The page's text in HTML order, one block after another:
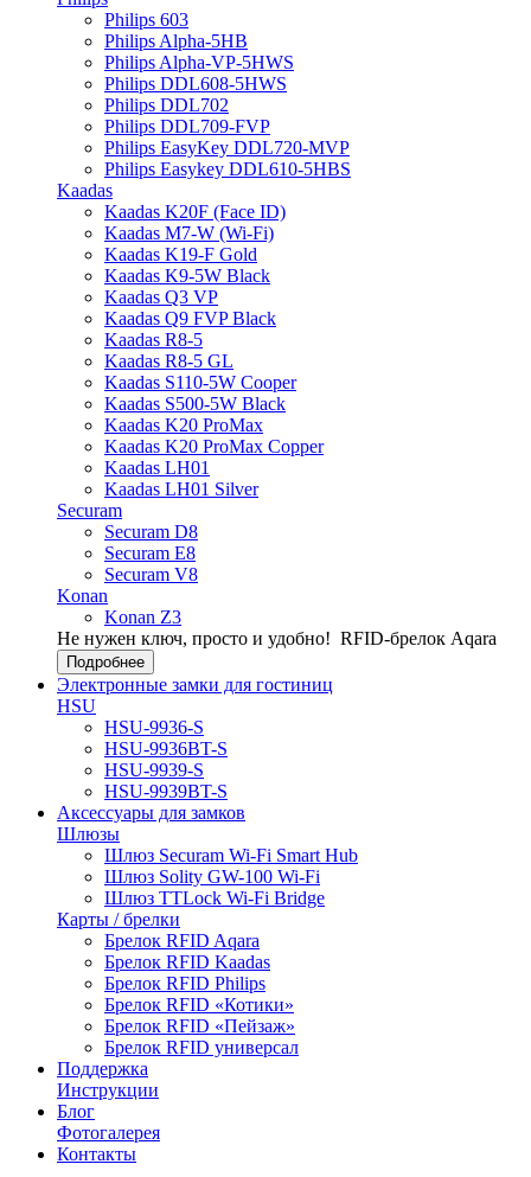
Philips 603
Philips Alpha-5HB
Philips Alpha-VP-5HWS
Philips DDL608-5HWS
Philips DDL702
Philips DDL709-FVP
Philips EasyKey DDL720-MVP
Philips Easykey DDL610-5HBS
Kaadas
Kaadas K20F (Face ID)
Kaadas M7-W (Wi-Fi)
Kaadas K19-F Gold
Kaadas K9-5W Black
Kaadas Q3 VP
Kaadas Q9 FVP Black
Kaadas R8-5
Kaadas R8-5 GL
Kaadas S110-5W Cooper
Kaadas S500-5W Black
Kaadas K20 ProMax
Kaadas K20 ProMax Copper
Kaadas LH01
Kaadas LH01 Silver
Securam
Securam D8
Securam E8
Securam V8
Konan
Konan Z3
Не нужен ключ, просто и удобно! RFID-брелок Aqara
Подробнее
Электронные замки для гостиниц
HSU
HSU-9936-S
HSU-9936BT-S
HSU-9939-S
HSU-9939BT-S
Аксессуары для замков
Шлюзы
Шлюз Securam Wi-Fi Smart Hub
Шлюз Solity GW-100 Wi-Fi
Шлюз TTLock Wi-Fi Bridge
Карты / брелки
Брелок RFID Aqara
Брелок RFID Kaadas
Брелок RFID Philips
Брелок RFID «Котики»
Брелок RFID «Пейзаж»
Брелок RFID универсал
Поддержка
Инструкции
Блог
Фотогалерея
Контакты